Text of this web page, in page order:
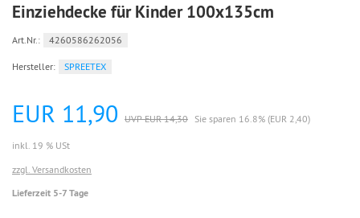
Einziehdecke für Kinder 100x135cm
Art.Nr.: 4260586262056
Hersteller: SPREETEX
EUR 11,90 UVP EUR 14,30 Sie sparen 16.8% (EUR 2,40)
inkl. 19 % USt
zzgl. Versandkosten
Lieferzeit 5-7 Tage